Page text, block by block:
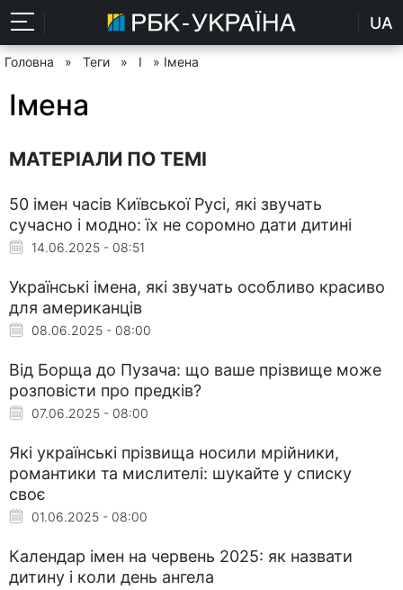
UA
Головна » Теги » І » Імена
Імена
МАТЕРІАЛИ ПО ТЕМІ
50 імен часів Київської Русі, які звучать
сучасно і модно: їх не соромно дати дитині
14.06.2025 - 08:51
Українські імена, які звучать особливо красиво
для американців
08.06.2025 - 08:00
Від Борща до Пузача: що ваше прізвище може
розповісти про предків?
07.06.2025 - 08:00
Які українські прізвища носили мрійники,
романтики та мислителі: шукайте у списку
своє
01.06.2025 - 08:00
Календар імен на червень 2025: як назвати
дитину і коли день ангела